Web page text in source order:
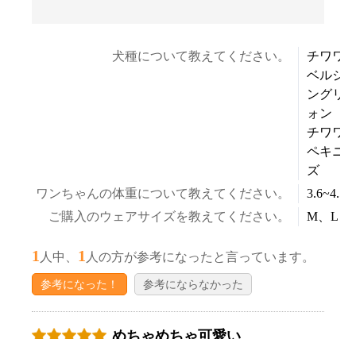
犬種について教えてください。
チワワ✖️
ベルジ
ングリ
ォン
チワワ✖️
ペキニ
ズ
ワンちゃんの体重について教えてください。
ご購入のウェアサイズを教えてください。
M、L
1 人中、 1 人の方が参考になったと言っています。
参考になった！ 参考にならなかった
めちゃめちゃ可愛い